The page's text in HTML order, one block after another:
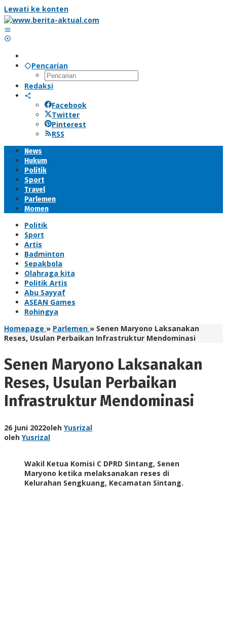
Lewati ke konten
Pencarian
Redaksi
Facebook
Twitter
Pinterest
RSS
News
Hukum
Politik
Sport
Travel
Parlemen
Momen
Politik
Sport
Artis
Badminton
Sepakbola
Olahraga kita
Politik Artis
Abu Sayyaf
ASEAN Games
Rohingya
Homepage » Parlemen » Senen Maryono Laksanakan
Reses, Usulan Perbaikan Infrastruktur Mendominasi
Senen Maryono Laksanakan
Reses, Usulan Perbaikan
Infrastruktur Mendominasi
26 Juni 2022oleh Yusrizal
oleh Yusrizal
Wakil Ketua Komisi C DPRD Sintang, Senen
Maryono ketika melaksanakan reses di
Kelurahan Sengkuang, Kecamatan Sintang.